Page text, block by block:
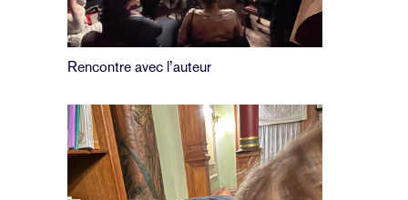
Rencontre avec l’auteur